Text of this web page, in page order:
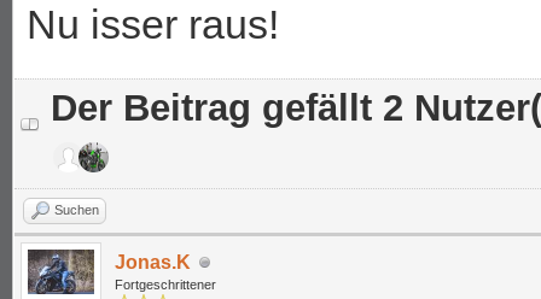
Nu isser raus!
Der Beitrag gefällt 2
Suchen
Jonas.K
Fortgeschrittener